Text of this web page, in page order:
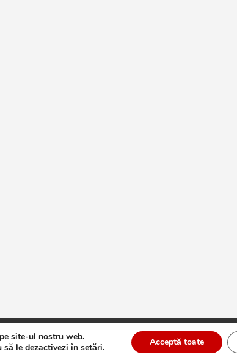
Proudly Powered by: WordPress
site-ul nostru web.
să le dezactivezi în setări. Acceptă toate